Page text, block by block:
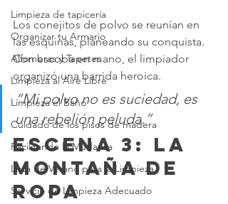
Limpieza de tapicería
Organizar tu Armario
Alfombras y Tapetes
Limpieza al Aire Libre
Limpieza el Baño
Cuidado de los pisos de madera
Facilitando la Mudanza
Lista de Verano para la Limpieza
Servicio de Limpieza Adecuado
Los conejitos de polvo se reunían en
las esquinas, planeando su conquista.
Con escoba en mano, el limpiador
organizó una barrida heroica.
“Mi polvo no es suciedad, es
una rebelión peluda.”
Escena 3: La
montaña de
ropa